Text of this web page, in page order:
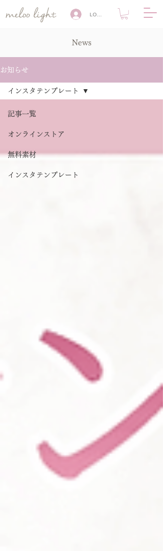
LOG IN
News
お知らせ
記事一覧
オンラインストア
無料素材
インスタテンプレート
インスタテンプレート